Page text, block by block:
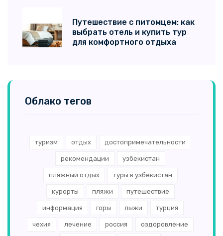
Путешествие с питомцем: как
выбрать отель и купить тур
для комфортного отдыха
Облако тегов
туризм отдых достопримечательности
рекомендации узбекистан
пляжный отдых туры в узбекистан
курорты пляжи путешествие
информация горы лыжи турция
чехия лечение россия оздоровление